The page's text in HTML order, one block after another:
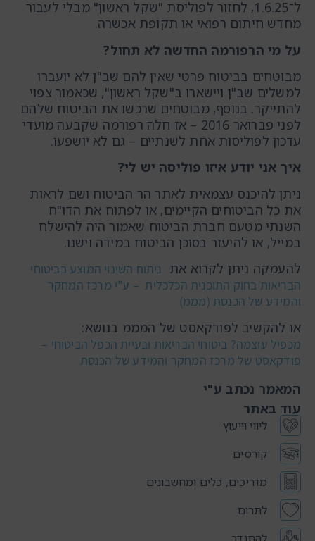
המאמר נכתב ע"י
עוד באתר
ליווי וייעוץ
קורסים
מדריכים, כלים ומחשבונים
לתרום
להתנדב
ל־1.6.25, לחזור לפוליסת "שקל ראשון" מבלי לעבור
מחדש חיתום רפואי או תקופת אכשרה.
על מי הרפורמה החדשה לא תחול?
מבוטחים בביטוח פרטי שאין להם שב"ן לא יועברו
למשלים שב"ן ויישארו ב"שקל ראשון", שכאמור צפוי
להתייקר. בנוסף, מבוטחים שרכשו את הביטוח שלהם
לפני פברואר 2016 – אז חלה רפורמה שקבעה מועדי
עדכון לפוליסות אחת לשנתיים – גם לא יושפעו.
איך אני יודע איזו פוליסה יש לי?
ניתן להיכנס עצמאית לאתר הר הביטוח ושם לראות
את כל הביטוחים הקיימים, או לפתוח את הדו"ח
השנתי מטעם חברת הביטוח שאמור היה להישלח
במייל, או להיעזר בסוכן הביטוח במידה וישנו.
להעמקה ניתן לקרוא את
ניתוח השינוי המוצע בביטוחי
הבריאות בחוק התוכנית הכלכלית – ע"י מרכז המחקר
והמידע של הכנסת (מממ)
או להקשיב לפודקאסט של המממ בנושא:
מכפיל עוצמה? ביטוחי הבריאות ובעיית הכפל הביטוחי –
פודקאסט של מרכז המחקר והמידע של הכנסת